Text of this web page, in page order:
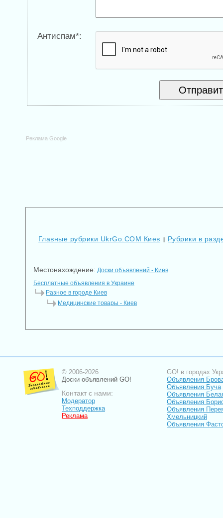
Антиспам*:
Реклама Google
Главные рубрики UkrGo.COM Киев Рубрики в
Местонахождение: Доски объявлений - Киев
Бесплатные объявления в Украине
Разное в городе Киев
Медицинские товары - Киев
© 2006-2026
Доски объявлений GO!
Контакт с нами:
Модератор
Техподдержка
Реклама
GO! в городах
Объявления
Объявления Буча
Объявления
Объявления
Объявления
Хмельницкий
Объявления